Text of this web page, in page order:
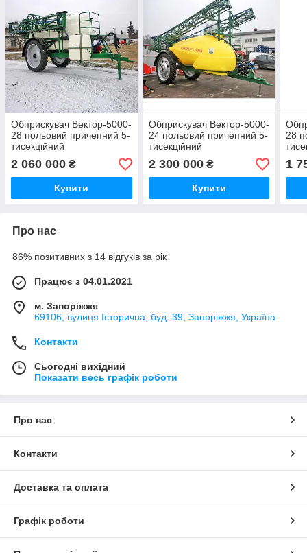
Обприскувач Вектор-5000-
28 польовий причепний 5-
тисекційний
2 060 000 ₴
Купити
Обприскувач Вектор-5000-
24 польовий причепний 5-
тисекційний
2 300 000₴
Купити
28
1
Про нас
86% позитивних з 14 відгуків за рік
Працює з 04.01.2021
м. Запоріжжя
69106, вулиця Історична, буд. 39, Запоріжжя, Україна
Контакти
Сьогодні вихідний
Показати весь графік роботи
Про нас
Контакти
Доставка та оплата
Графік роботи